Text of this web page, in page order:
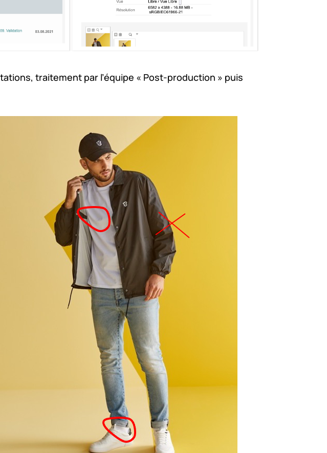
traitement par l’équipe « Post-production » puis